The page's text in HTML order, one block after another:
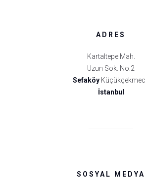
ADRES
Kartaltepe Mah.
Uzun Sok. No:2
Sefaköy
İstanbul
SOSYAL MEDYA